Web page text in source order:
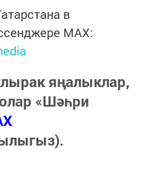
в
MАХ:
яңалыклар,
«Шәһри